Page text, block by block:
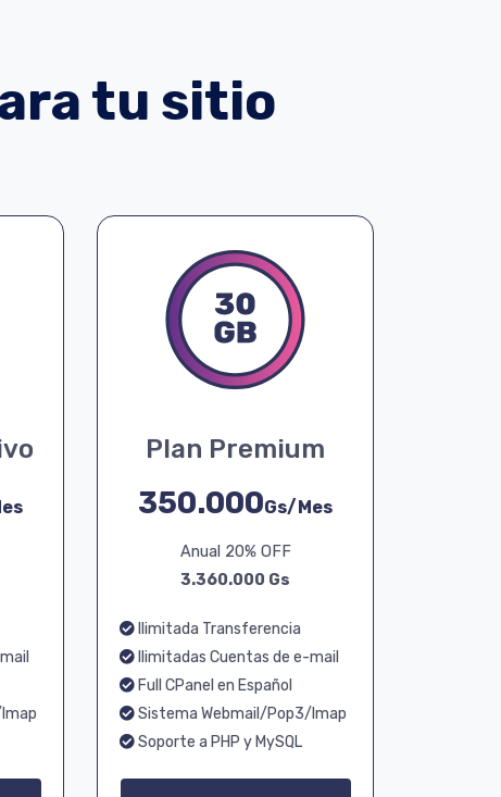
tu sitio
Plan Premium
350.000Gs/Mes
Anual 20% OFF
3.360.000 Gs
Ilimitada Transferencia
Ilimitadas Cuentas de e-mail
Full CPanel en Español
Sistema Webmail/Pop3/Imap
Soporte a PHP y MySQL